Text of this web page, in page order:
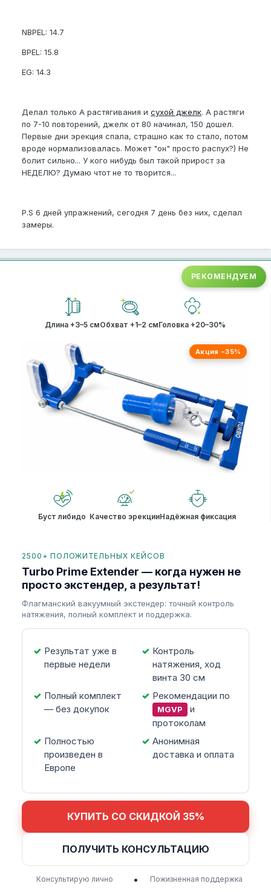
NBPEL: 14.7
BPEL: 15.8
EG: 14.3
Делал только А растягивания и сухой джелк. А растяги
по 7-10 повторений, джелк от 80 начинал, 150 дошел.
Первые дни эрекция спала, страшно как то стало, потом
вроде нормализовалась. Может "он" просто распух?) Не
болит сильно... У кого нибудь был такой прирост за
НЕДЕЛЮ? Думаю чтот не то творится...
P.S 6 дней упражнений, сегодня 7 день без них, сделал
замеры.
РЕКОМЕНДУЕМ
Длина +3–5 смОбхват +1–2 смГоловка +20–30%
Акция −35%
Буст либидо Качество эрекцииНадёжная фиксация
2500+ ПОЛОЖИТЕЛЬНЫХ КЕЙСОВ
Turbo Prime Extender — когда нужен не
просто экстендер, а результат!
Флагманский вакуумный экстендер: точный контроль
натяжения, полный комплект и поддержка.
Результат уже в
первые недели
Контроль
натяжения, ход
винта 30 см
Полный комплект
— без докупок
Рекомендации по
MGVP
и
протоколам
Полностью
произведен в
Европе
Анонимная
доставка и оплата
КУПИТЬ СО СКИДКОЙ 35%
ПОЛУЧИТЬ КОНСУЛЬТАЦИЮ
Консультирую лично •
Пожизненная поддержка